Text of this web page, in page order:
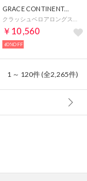
GRACE CONTINENTAL
￥10,560
60%OFF
1 ～ 120件 (全2,265件)